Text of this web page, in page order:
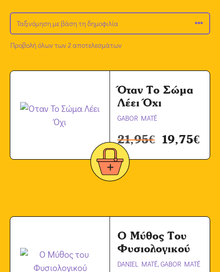
Προβολή όλων των 2 αποτελεσμάτων
Όταν Το Σώμα
Λέει Όχι
GABOR MATÉ
21,95€ 19,75€
Ο Μύθος Του
Φυσιολογικού
DANIEL MATÉ, GABOR MATÉ